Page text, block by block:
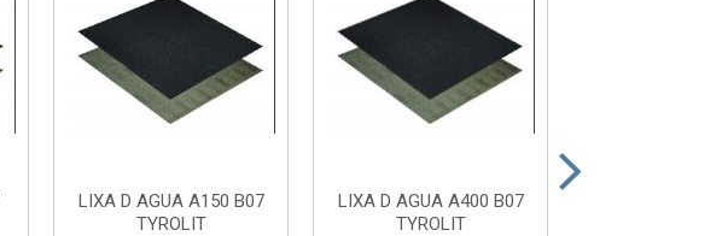
LIXA D AGUA A150 B07
TYROLIT
LIXA D AGUA A400 B07
TYROLIT